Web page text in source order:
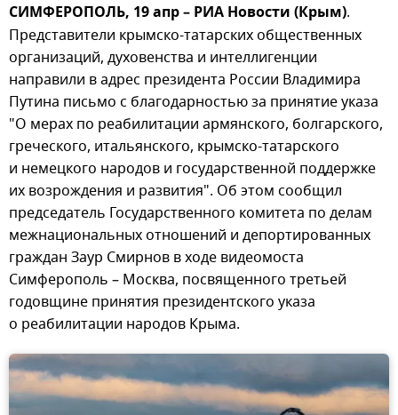
СИМФЕРОПОЛЬ, 19 апр – РИА Новости (Крым).
Представители крымско-татарских общественных
организаций, духовенства и интеллигенции
направили в адрес президента России Владимира
Путина письмо с благодарностью за принятие указа
"О мерах по реабилитации армянского, болгарского,
греческого, итальянского, крымско-татарского
и немецкого народов и государственной поддержке
их возрождения и развития". Об этом сообщил
председатель Государственного комитета по делам
межнациональных отношений и депортированных
граждан Заур Смирнов в ходе видеомоста
Симферополь – Москва, посвященного третьей
годовщине принятия президентского указа
о реабилитации народов Крыма.